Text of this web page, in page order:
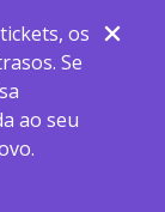
os
Se
ao seu